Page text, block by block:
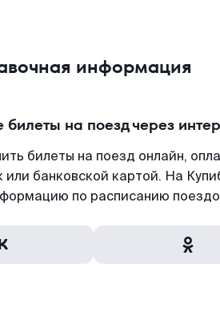
информация
на поезд через
билеты на поезд онлайн,
или банковской картой. На
по расписанию